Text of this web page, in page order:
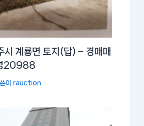
시 계룡면 토지(답) – 경매매
20988
이rauction